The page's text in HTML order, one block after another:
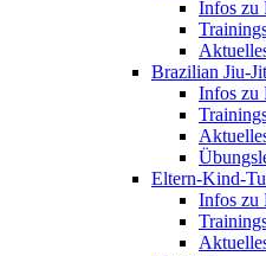
Infos zu
Brazilian Jiu-
Infos zu
Eltern-Kind-
Infos zu